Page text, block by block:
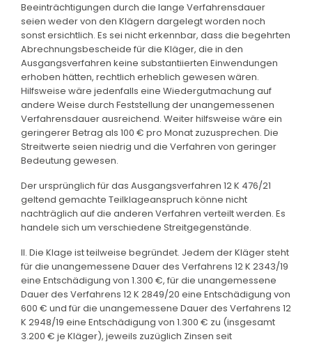
Beeinträchtigungen durch die lange Verfahrensdauer
seien weder von den Klägern dargelegt worden noch
sonst ersichtlich. Es sei nicht erkennbar, dass die begehrten
Abrechnungsbescheide für die Kläger, die in den
Ausgangsverfahren keine substantiierten Einwendungen
erhoben hätten, rechtlich erheblich gewesen wären.
Hilfsweise wäre jedenfalls eine Wiedergutmachung auf
andere Weise durch Feststellung der unangemessenen
Verfahrensdauer ausreichend. Weiter hilfsweise wäre ein
geringerer Betrag als 100 € pro Monat zuzusprechen. Die
Streitwerte seien niedrig und die Verfahren von geringer
Bedeutung gewesen.
Der ursprünglich für das Ausgangsverfahren 12 K 476/21
geltend gemachte Teilklageanspruch könne nicht
nachträglich auf die anderen Verfahren verteilt werden. Es
handele sich um verschiedene Streitgegenstände.
II. Die Klage ist teilweise begründet. Jedem der Kläger steht
für die unangemessene Dauer des Verfahrens 12 K 2343/19
eine Entschädigung von 1.300 €, für die unangemessene
Dauer des Verfahrens 12 K 2849/20 eine Entschädigung von
600 € und für die unangemessene Dauer des Verfahrens 12
K 2948/19 eine Entschädigung von 1.300 € zu (insgesamt
3.200 € je Kläger), jeweils zuzüglich Zinsen seit